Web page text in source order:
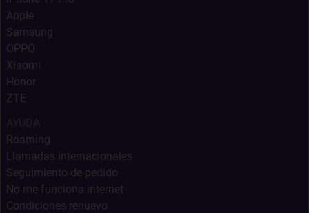
Apple
Samsung
OPPO
Xiaomi
Honor
ZTE
Roaming
Llamadas internacionales
Seguimiento de pedido
No me funciona internet
Condiciones renuevo